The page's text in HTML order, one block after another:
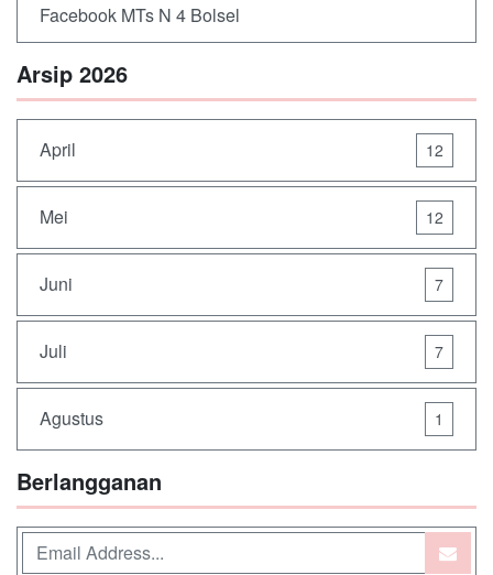
Facebook MTs N 4 Bolsel
Arsip 2026
April 12
Mei 12
Juni 7
Juli 7
Agustus 1
Berlangganan